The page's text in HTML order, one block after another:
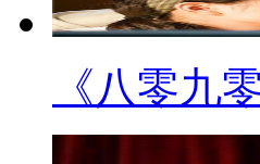
《八零九